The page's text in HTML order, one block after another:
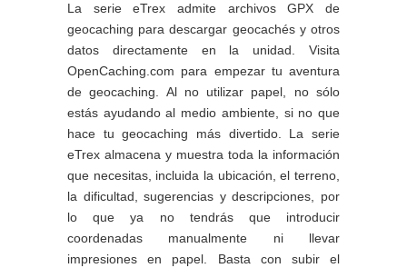
La serie eTrex admite archivos GPX de
geocaching para descargar geocachés y otros
datos directamente en la unidad. Visita
OpenCaching.com para empezar tu aventura
de geocaching. Al no utilizar papel, no sólo
estás ayudando al medio ambiente, si no que
hace tu geocaching más divertido. La serie
eTrex almacena y muestra toda la información
que necesitas, incluida la ubicación, el terreno,
la dificultad, sugerencias y descripciones, por
lo que ya no tendrás que introducir
coordenadas manualmente ni llevar
impresiones en papel. Basta con subir el